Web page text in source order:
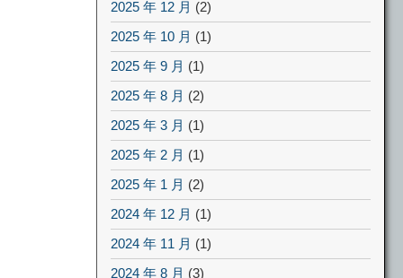
2025 年 12 月 (2)
2025 年 10 月 (1)
2025 年 9 月 (1)
2025 年 8 月 (2)
2025 年 3 月 (1)
2025 年 2 月 (1)
2025 年 1 月 (2)
2024 年 12 月 (1)
2024 年 11 月 (1)
2024 年 8 月 (3)